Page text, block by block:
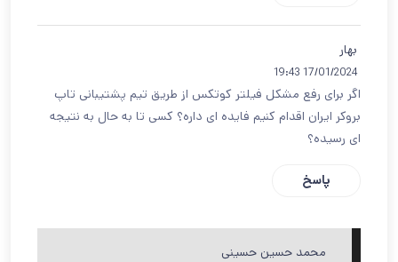
بهار
17/01/2024 19:43
اگر برای رفع مشکل فیلتر کوتکس از طریق تیم پشتیبانی تاپ
بروکر ایران اقدام کنیم فایده ای داره؟ کسی تا به حال به نتیجه
ای رسیده؟
پاسخ
محمد حسین حسینی